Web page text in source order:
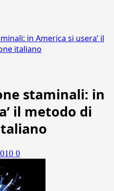
in America si usera’ il
italiano
staminali: in
il metodo di
0